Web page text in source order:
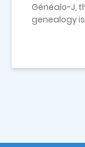
Généalo-J,
genealogy